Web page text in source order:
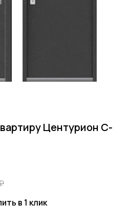
Центурион C-
в 1 клик